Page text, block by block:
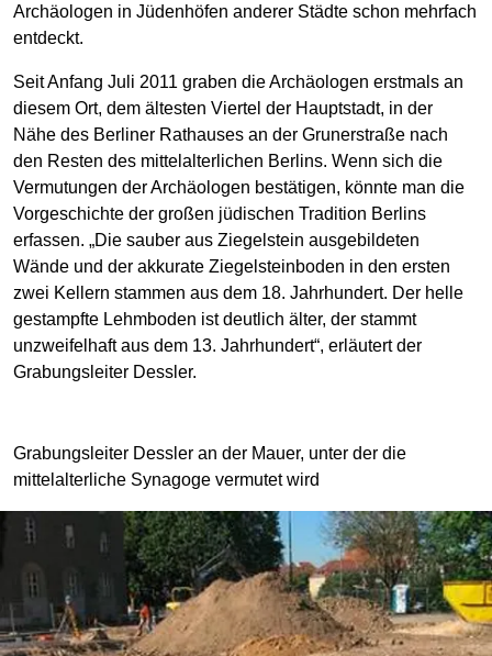
Archäologen in Jüdenhöfen anderer Städte schon mehrfach
entdeckt.
Seit Anfang Juli 2011 graben die Archäologen erstmals an
diesem Ort, dem ältesten Viertel der Hauptstadt, in der
Nähe des Berliner Rathauses an der Grunerstraße nach
den Resten des mittelalterlichen Berlins. Wenn sich die
Vermutungen der Archäologen bestätigen, könnte man die
Vorgeschichte der großen jüdischen Tradition Berlins
erfassen. „Die sauber aus Ziegelstein ausgebildeten
Wände und der akkurate Ziegelsteinboden in den ersten
zwei Kellern stammen aus dem 18. Jahrhundert. Der helle
gestampfte Lehmboden ist deutlich älter, der stammt
unzweifelhaft aus dem 13. Jahrhundert“, erläutert der
Grabungsleiter Dessler.
Grabungsleiter Dessler an der Mauer, unter der die
mittelalterliche Synagoge vermutet wird